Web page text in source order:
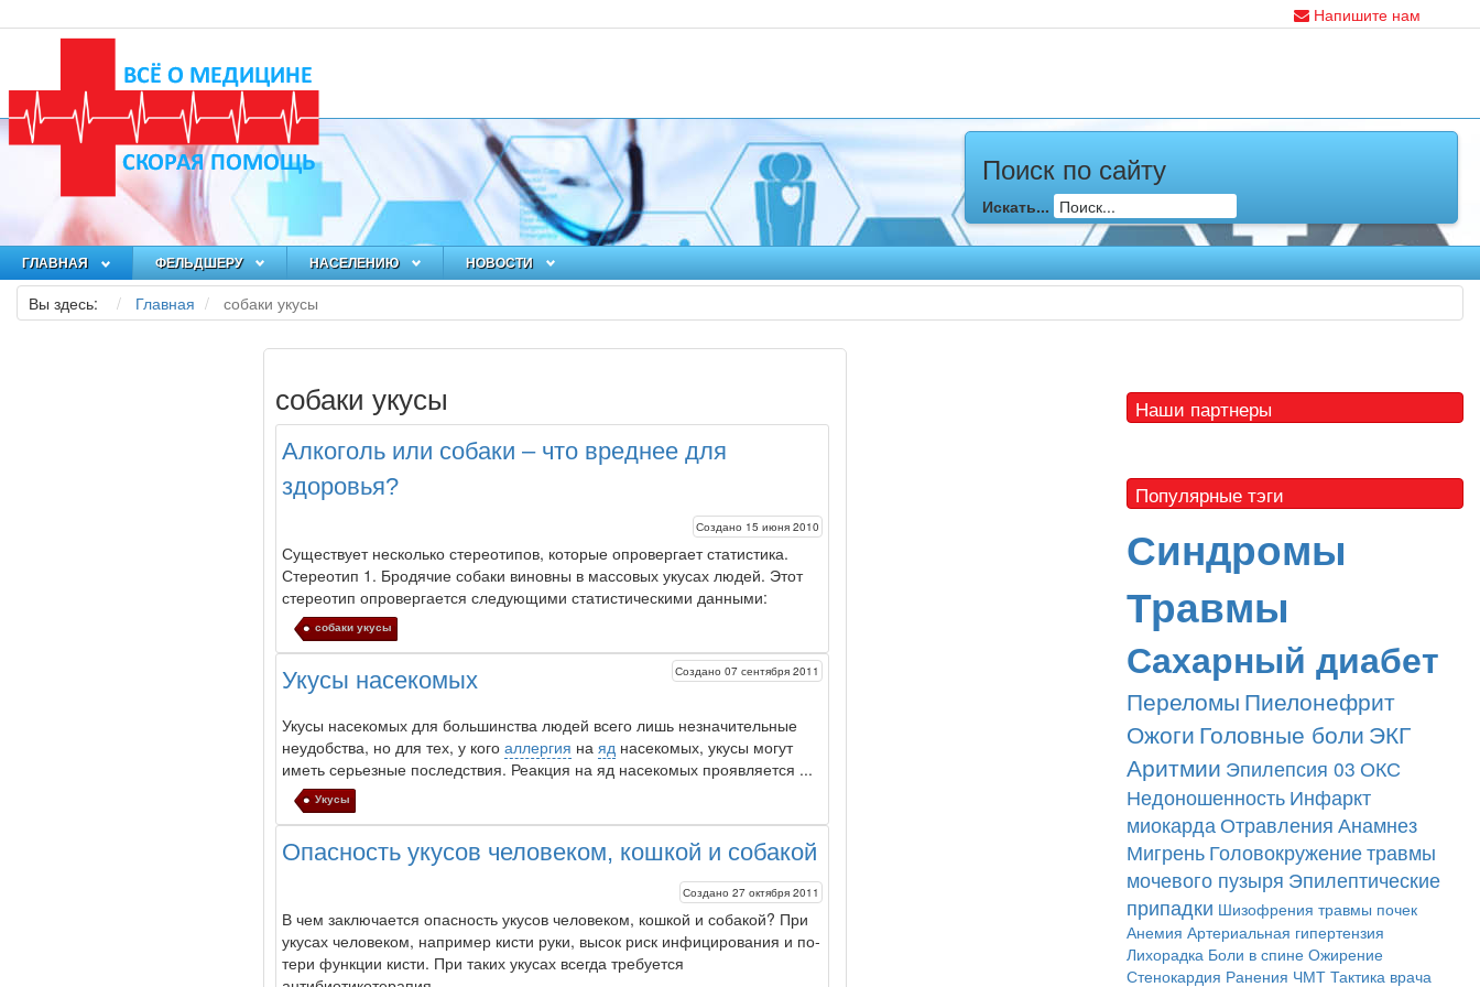
Напишите нам
Поиск по сайту
Искать...
ГЛАВНАЯ ФЕЛЬДШЕРУ НАСЕЛЕНИЮ НОВОСТИ
Вы здесь: Главная собаки укусы
собаки укусы
Алкоголь или собаки – что вреднее для
здоровья?
Создано 15 июня 2010
Существует несколько стереотипов, которые опровергает статистика.
Стереотип 1. Бродячие собаки виновны в массовых укусах людей. Этот
стереотип опровергается следующими статистическими данными:
собаки укусы
Укусы насекомых Создано 07 сентября 2011
Укусы насекомых для большинства людей всего лишь незначитель­ные
неудобства, но для тех, у кого аллергия на яд насекомых, укусы могут
иметь серьезные последствия. Реакция на яд насекомых проявляется ...
Укусы
Опасность укусов человеком, кошкой и собакой
Создано 27 октября 2011
В чем заключается опасность укусов человеком, кошкой и собакой? При
укусах человеком, например кисти руки, высок риск инфицирования и по­
тери функции кисти. При таких укусах всегда требуется
Наши партнеры
Популярные тэги
Синдромы
Травмы
Сахарный диабет
Переломы Пиелонефрит
Ожоги Головные боли ЭКГ
Аритмии Эпилепсия 03 ОКС
Недоношенность Инфаркт
миокарда Отравления Анамнез
Мигрень Головокружениетравмы
мочевого пузыря Эпилептические
припадки Шизофрения травмы почек
Анемия Артериальная гипертензия
Лихорадка Боли в спине Ожирение
Стенокардия Ранения ЧМТ Тактика врача